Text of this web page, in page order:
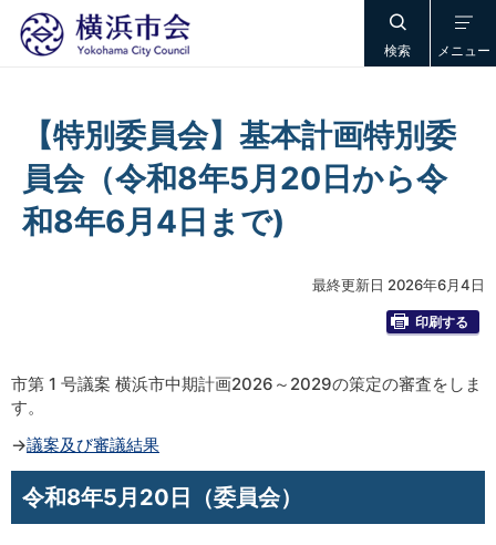
検索 メニュー
【特別委員会】基本計画特別委
員会（令和8年5月20日から令
和8年6月4日まで)
最終更新日 2026年6月4日
印刷する
市第 1 号議案 横浜市中期計画2026～2029の策定の審査をしま
す。
→議案及び審議結果
令和8年5月20日（委員会）